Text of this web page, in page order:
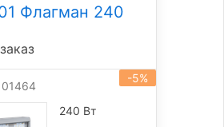
Флагман 240
-5%
240 Вт